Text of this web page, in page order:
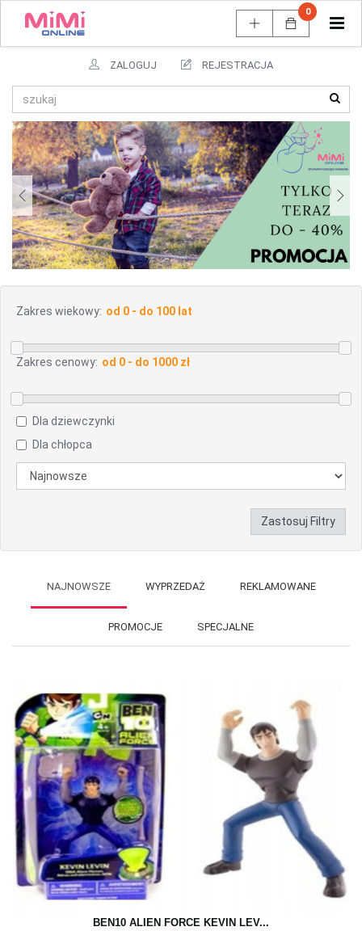
ZALOGUJ REJESTRACJA
0
Zakres wiekowy:
Zakres cenowy:
Dla dziewczynki
Dla chłopca
Zastosuj Filtry
NAJNOWSZE WYPRZEDAŻ REKLAMOWANE
PROMOCJE SPECJALNE
BEN10 ALIEN FORCE KEVIN LEV...